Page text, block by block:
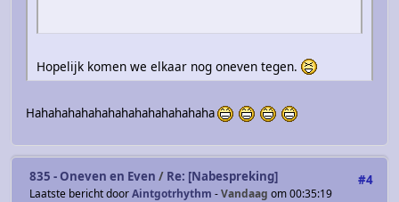
Hopelijk komen we elkaar nog oneven tegen.
Hahahahahahahahahahahahahaha
#4
835 - Oneven en Even / Re: [Nabespreking]
Laatste bericht doorAintgotrhythm -Vandaag om 00:35:19